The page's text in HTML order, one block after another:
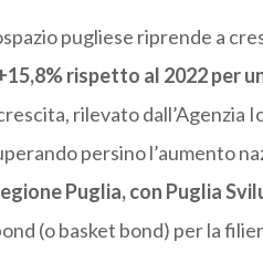
pugliese riprende a
rispetto al 2022 per
rilevato dall’Agenzia
persino l’aumento
Puglia, con Puglia
(o basket bond) per la